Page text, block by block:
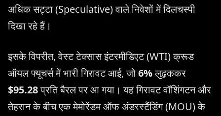
अधिक सट्टा (Speculative) वाले निवेशों में दिलचस्पी
दिखा रहे हैं।
इसके विपरीत, वेस्ट टेक्सास इंटरमीडिएट (WTI) क्रूड
ऑयल फ्यूचर्स में भारी गिरावट आई, जो6%लुढ़ककर
$95.28प्रति बैरल पर आ गया। यह गिरावट वॉशिंगटन और
तेहरान के बीच एक मेमोरेंडम ऑफ अंडरस्टैंडिंग (MOU) के